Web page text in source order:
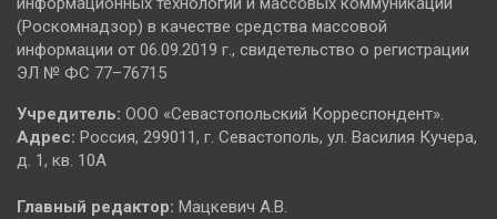
(Роскомнадзор) в качестве средства массовой
информации от 06.09.2019 г., свидетельство о регистрации
ЭЛ № ФС 77–76715
Учредитель: ООО «Севастопольский Корреспондент».
Адрес: Россия, 299011, г. Севастополь, ул. Василия Кучера,
д. 1, кв. 10А
Главный редактор: Мацкевич А.В.